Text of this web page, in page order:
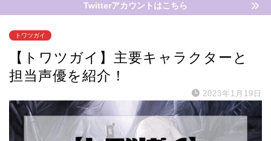
Twitterアカウントはこちら
トワツガイ
【トワツガイ】主要キャラクターと
担当声優を紹介！
2023年1月19日